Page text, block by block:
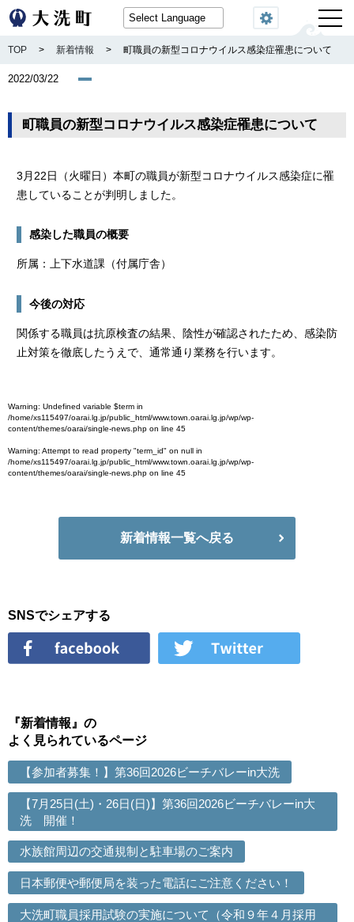
閲覧機能
TOP > 新着情報 > 町職員の新型コロナウイルス感染症罹患について
2022/03/22
町職員の新型コロナウイルス感染症罹患について
3月22日（火曜日）本町の職員が新型コロナウイルス感染症に罹
患していることが判明しました。
感染した職員の概要
所属：上下水道課（付属庁舎）
今後の対応
関係する職員は抗原検査の結果、陰性が確認されたため、感染防
止対策を徹底したうえで、通常通り業務を行います。
Warning: Undefined variable $term in
/home/xs115497/oarai.lg.jp/public_html/www.town.oarai.lg.jp/wp/wp-
content/themes/oarai/single-news.php on line 45
Warning: Attempt to read property "term_id" on null in
/home/xs115497/oarai.lg.jp/public_html/www.town.oarai.lg.jp/wp/wp-
content/themes/oarai/single-news.php on line 45
新着情報一覧へ戻る
SNSでシェアする
『新着情報』の
よく見られているページ
【参加者募集！】第36回2026ビーチバレーin大洗
【7月25日(土)・26日(日)】第36回2026ビーチバレーin大
洗 開催！
水族館周辺の交通規制と駐車場のご案内
日本郵便や郵便局を装った電話にご注意ください！
大洗町職員採用試験の実施について（令和９年４月採用